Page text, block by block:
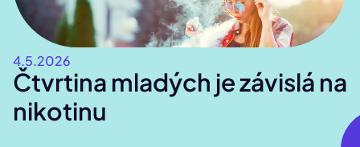
4.5.2026
Čtvrtina mladých je závislá na
nikotinu